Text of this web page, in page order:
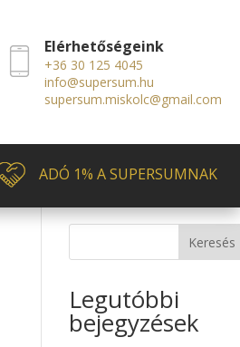
Elérhetőségeink
+36 30 125 4045
info@supersum.hu
supersum.miskolc@gmail.com
ADÓ 1% A SUPERSUMNAK
Keresés
Legutóbbi
bejegyzések